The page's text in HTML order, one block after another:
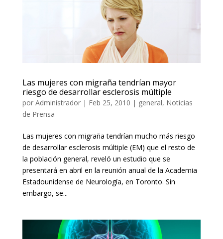
Las mujeres con migraña tendrían mayor
riesgo de desarrollar esclerosis múltiple
por Administrador| Feb 25, 2010 | general, Noticias
de Prensa
Las mujeres con migraña tendrían mucho más riesgo
de desarrollar esclerosis múltiple (EM) que el resto de
la población general, reveló un estudio que se
presentará en abril en la reunión anual de la Academia
Estadounidense de Neurología, en Toronto. Sin
embargo, se...